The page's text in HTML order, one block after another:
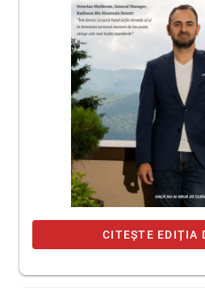
CITEȘTE EDIȚIA